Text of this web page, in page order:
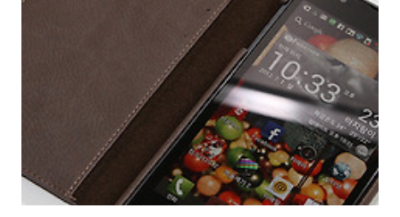
ZALMAN ZM-MH200 U3를 사용할 때 문제가 있었습니다. 부하를 좀 걸
어보니 하루를 못버티고 뻗어버리더군요. 하드디스크 신호도 잃어버리
고 이 문제로 처음에 실망을 했었는데 이건 펌웨어 업데이트로 해결이 가
능하더군요. 만약 사용도중에 하드디스크를 인식하지 못하거나 재대로